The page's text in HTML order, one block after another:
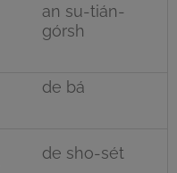
an su-tián-
górsh
de bá
de sho-sét